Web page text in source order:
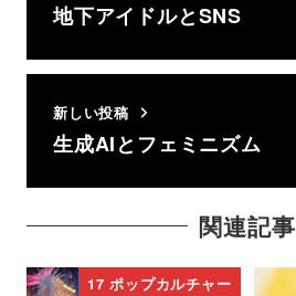
地下アイドルとSNS
新しい投稿
生成AIとフェミニズム
関連記事
17 ポップカルチャー